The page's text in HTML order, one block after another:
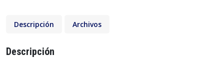
Descripción Archivos
Descripción